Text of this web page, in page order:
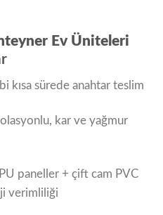
Ev Üniteleri
kısa sürede anahtar teslim
kar ve yağmur
paneller + çift cam PVC
verimliliği